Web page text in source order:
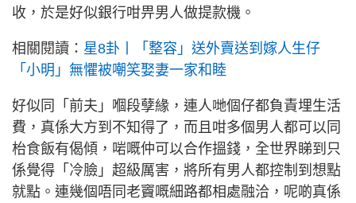
收，於是好似銀行咁畀男人做提款機。
相關閱讀： 星8卦丨「整容」送外賣送到嫁人生仔
「小明」無懼被嘲笑娶妻一家和睦
好似同「前夫」嗰段孽緣，連人哋個仔都負責埋生活
費，真係大方到不知得了，而且咁多個男人都可以同
枱食飯有偈傾，啱嘅仲可以合作搵錢，全世界睇到只
係覺得「冷臉」超級厲害，將所有男人都控制到想點
就點。連幾個唔同老竇嘅細路都相處融洽，呢啲真係